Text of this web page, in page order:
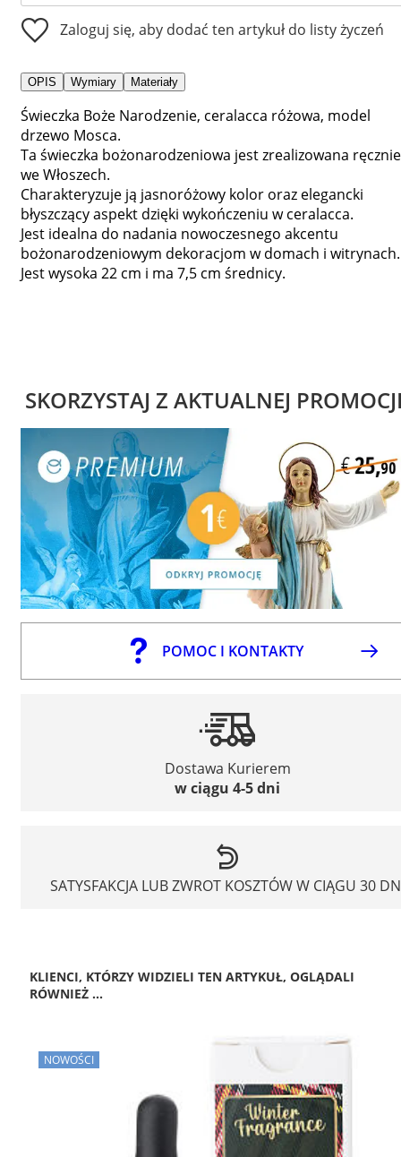
Zaloguj się, aby dodać ten artykuł do listy życzeń
OPIS Wymiary Materiały
Świeczka Boże Narodzenie, ceralacca różowa, model
drzewo Mosca.
Ta świeczka bożonarodzeniowa jest zrealizowana ręcznie
we Włoszech.
Charakteryzuje ją jasnoróżowy kolor oraz elegancki
błyszczący aspekt dzięki wykończeniu w ceralacca.
Jest idealna do nadania nowoczesnego akcentu
bożonarodzeniowym dekoracjom w domach i witrynach.
Jest wysoka 22 cm i ma 7,5 cm średnicy.
SKORZYSTAJ Z AKTUALNEJ
POMOC I KONTAKTY
Dostawa Kurierem
w ciągu 4-5 dni
SATYSFAKCJA LUB ZWROT KOSZTÓW W CIĄGU 30
KLIENCI, KTÓRZY WIDZIELI TEN ARTYKUŁ, OGLĄDALI
RÓWNIEŻ ...
NOWOŚCI